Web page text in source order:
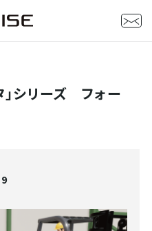
」シリーズ フォー